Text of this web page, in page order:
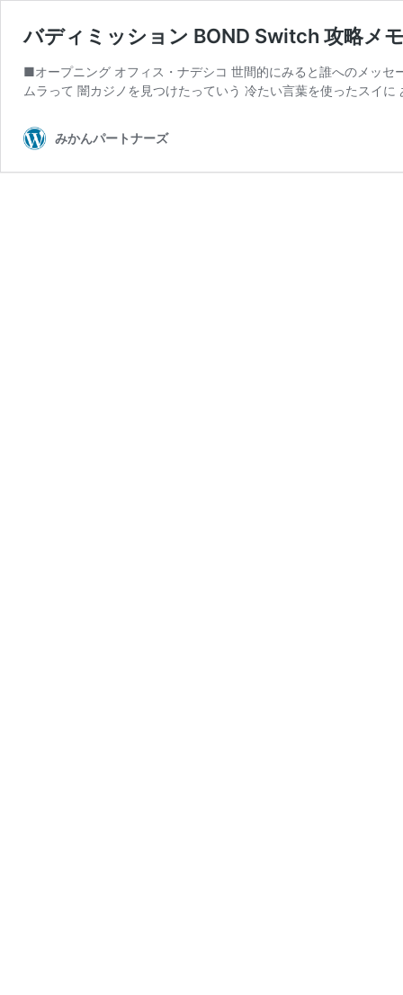
バディミッション BOND Switch 攻略メ
■オープニング オフィス・ナデシコ 世間的にみると誰へのメッ
ムラって 闇カジノを見つけたっていう 冷たい言葉を使ったスイ
みかんパートナーズ